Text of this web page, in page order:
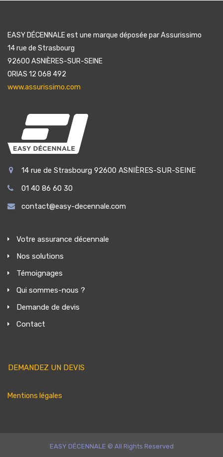
EASY DÉCENNALE est une marque déposée par Assurissimo
14 rue de Strasbourg
92600 ASNIÈRES-SUR-SEINE
ORIAS 12 068 492
www.assurissimo.com
14 rue de Strasbourg 92600 ASNIÈRES-SUR-SEINE
01 40 86 60 30
contact@easy-decennale.com
Votre assurance décennale
Nos solutions
Témoignages
Qui sommes-nous ?
Demande de devis
Contact
DEMANDEZ UN DEVIS
Mentions légales
EASY DÉCENNALE © All Rights Reserved